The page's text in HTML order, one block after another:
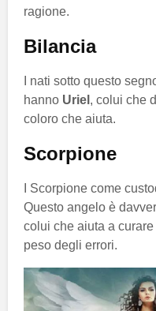
ragione.
Bilancia
I nati sotto questo
hanno Uriel , colui che
coloro che aiuta.
Scorpione
I Scorpione come
Questo angelo è
colui che aiuta a
peso degli errori.